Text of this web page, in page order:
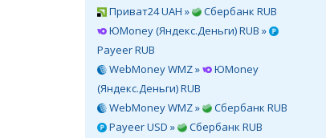
Приват24 UAH »
Сбербанк RUB
ЮMoney (Яндекс.Деньги) RUB »
Payeer RUB
WebMoney WMZ »
ЮMoney
(Яндекс.Деньги) RUB
WebMoney WMZ »
Сбербанк RUB
Payeer USD »
Сбербанк RUB